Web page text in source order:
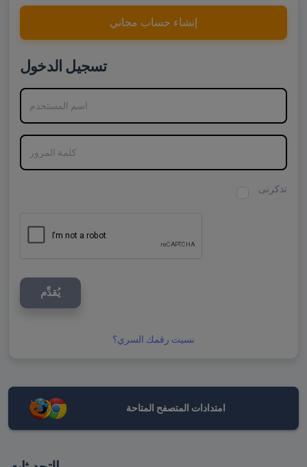
إنشاء حساب مجاني
تسجيل الدخول
اسم المستخدم
كلمة المرور
تذكرنى
يُقدِّم
نسيت رقمك السري؟
امتدادات المتصفح المتاحة